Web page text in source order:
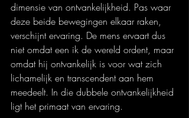
dimensie van ontvankelijkheid. Pas waar
deze beide bewegingen elkaar raken,
verschijnt ervaring. De mens ervaart dus
niet omdat een ik de wereld ordent, maar
omdat hij ontvankelijk is voor wat zich
lichamelijk en transcendent aan hem
meedeelt. In die dubbele ontvankelijkheid
ligt het primaat van ervaring.